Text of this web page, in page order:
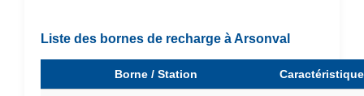
Liste des bornes de recharge à Arsonval
Borne / Station